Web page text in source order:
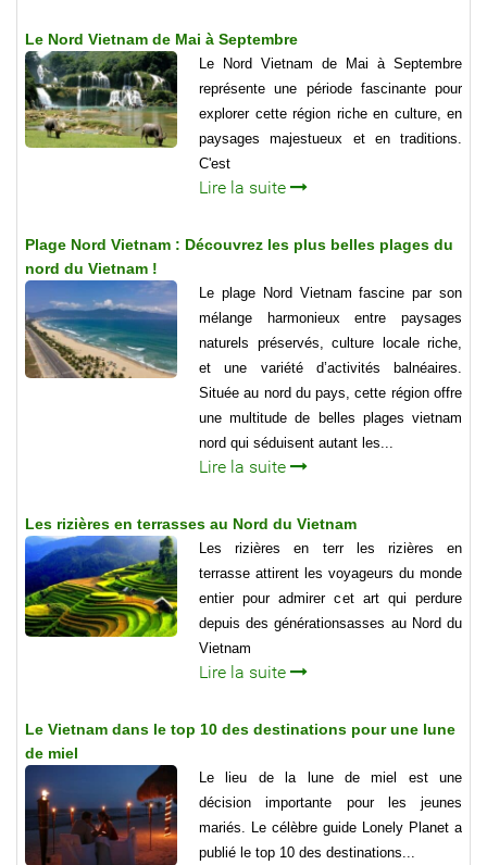
Le Nord Vietnam de Mai à Septembre
Le Nord Vietnam de Mai à Septembre
représente une période fascinante pour
explorer cette région riche en culture, en
paysages majestueux et en traditions.
C'est
Lire la suite
Plage Nord Vietnam : Découvrez les plus belles plages du
nord du Vietnam !
Le plage Nord Vietnam fascine par son
mélange harmonieux entre paysages
naturels préservés, culture locale riche,
et une variété d’activités balnéaires.
Située au nord du pays, cette région offre
une multitude de belles plages vietnam
nord qui séduisent autant les...
Lire la suite
Les rizières en terrasses au Nord du Vietnam
Les rizières en terr les rizières en
terrasse attirent les voyageurs du monde
entier pour admirer cet art qui perdure
depuis des générationsasses au Nord du
Vietnam
Lire la suite
Le Vietnam dans le top 10 des destinations pour une lune
de miel
Le lieu de la lune de miel est une
décision importante pour les jeunes
mariés. Le célèbre guide Lonely Planet a
publié le top 10 des destinations...